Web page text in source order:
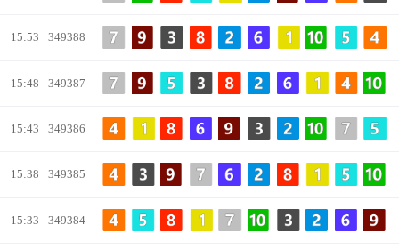
15:53 349388
15:48 349387
15:43 349386
15:38 349385
15:33 349384